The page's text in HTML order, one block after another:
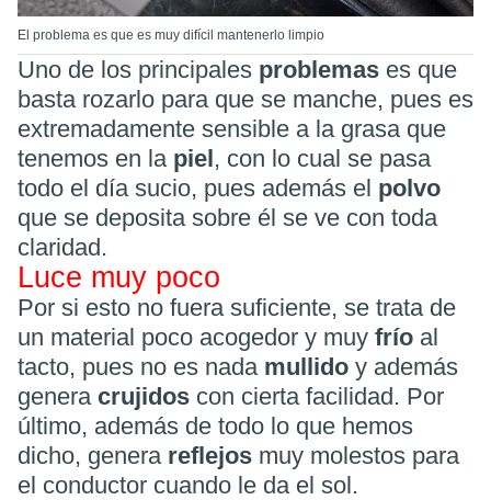
El problema es que es muy difícil mantenerlo limpio
Uno de los principales problemas es que
basta rozarlo para que se manche, pues es
extremadamente sensible a la grasa que
tenemos en la piel, con lo cual se pasa
todo el día sucio, pues además el polvo
que se deposita sobre él se ve con toda
claridad.
Luce muy poco
Por si esto no fuera suficiente, se trata de
un material poco acogedor y muy frío al
tacto, pues no es nada mullido y además
genera crujidos con cierta facilidad. Por
último, además de todo lo que hemos
dicho, genera reflejos muy molestos para
el conductor cuando le da el sol.